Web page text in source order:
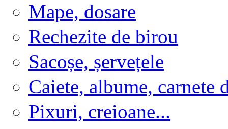
Mape, dosare
Rechezite de birou
Sacoșe, șervețele
Caiete, albume, carnete
Pixuri, creioane...